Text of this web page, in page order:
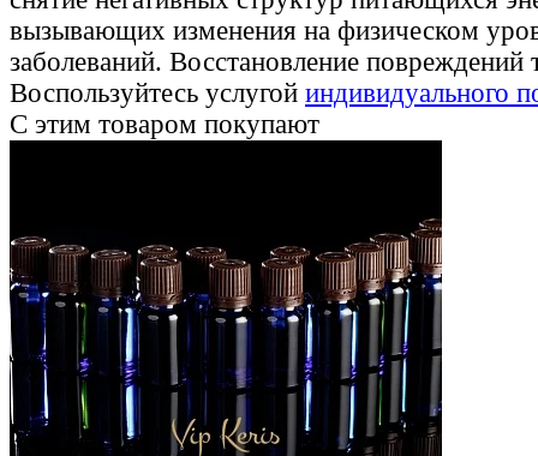
вызывающих изменения на физическом
заболеваний. Восстановление повреждений
Воспользуйтесь услугой индивидуального
С этим товаром покупают